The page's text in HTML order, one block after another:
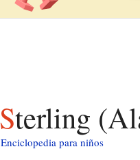
Sterling
Enciclopedia para niños